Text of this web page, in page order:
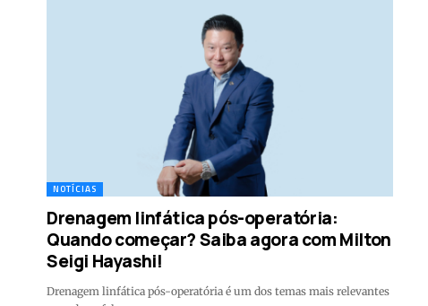
NOTÍCIAS
Drenagem linfática pós-operatória:
Quando começar? Saiba agora com Milton
Seigi Hayashi!
Drenagem linfática pós-operatória é um dos temas mais relevantes